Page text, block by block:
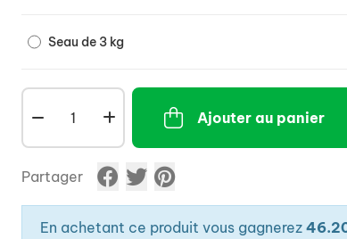
Seau de 3 kg
Ajouter au panier
Partager
En achetant ce produit vous gagnerez